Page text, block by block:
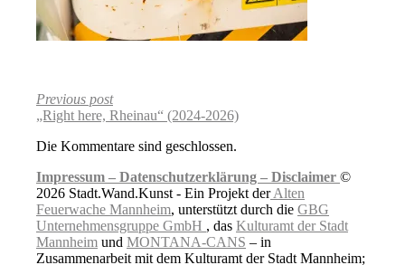
Previous post
„Right here, Rheinau“ (2024-2026)
Die Kommentare sind geschlossen.
Impressum – Datenschutzerklärung – Disclaimer ©
2026 Stadt.Wand.Kunst - Ein Projekt derAlten
Feuerwache Mannheim, unterstützt durch die GBG
Unternehmensgruppe GmbH , das Kulturamt der Stadt
Mannheim und MONTANA-CANS – in
Zusammenarbeit mit dem Kulturamt der Stadt Mannheim;